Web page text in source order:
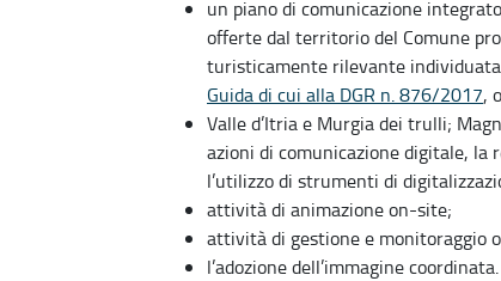
un piano di comunicazione
offerte dal territorio del Comune
turisticamente rilevante
Guida di cui alla DGR n. 876/2017,
Valle d’Itria e Murgia dei trulli;
azioni di comunicazione digitale, la
l’utilizzo di strumenti di
attività di animazione on-site;
attività di gestione e monitoraggio
l’adozione dell’immagine coordinata.